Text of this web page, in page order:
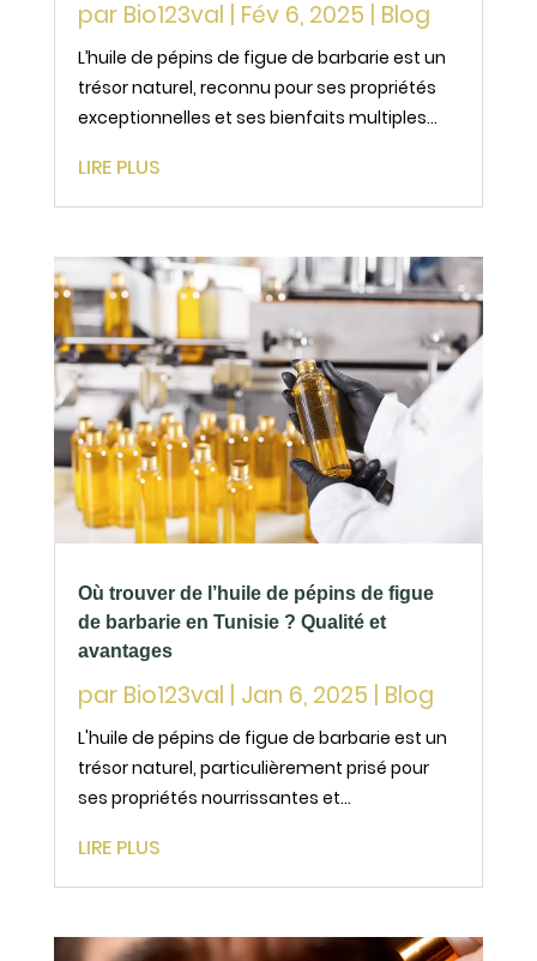
par Bio123val | Fév 6, 2025 | Blog
L’huile de pépins de figue de barbarie est un
trésor naturel, reconnu pour ses propriétés
exceptionnelles et ses bienfaits multiples
ses vertus cosmétiques, ce qui distingue
véritablement cette huile, c’est son
LIRE PLUS
Où trouver de l’huile de pépins de figue
de barbarie en Tunisie ? Qualité et
avantages
par Bio123val | Jan 6, 2025 | Blog
L'huile de pépins de figue de barbarie est un
trésor naturel, particulièrement prisé pour
ses propriétés nourrissantes et
cette huile exceptionnelle, s'est imposée
comme un acteur incontournable dans sa
LIRE PLUS